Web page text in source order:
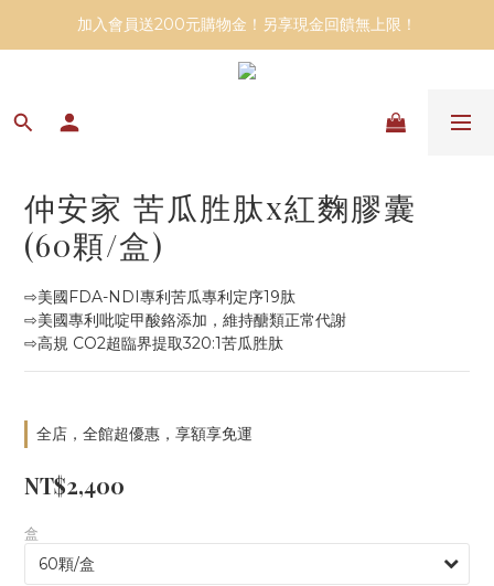
加入會員送200元購物金！另享現金回饋無上限！
仲安家 苦瓜胜肽x紅麴膠囊
(60顆/盒)
⇨美國FDA-NDI專利苦瓜專利定序19肽
⇨美國專利吡啶甲酸鉻添加，維持醣類正常代謝
⇨高規 CO2超臨界提取320:1苦瓜胜肽
全店，全館超優惠，享額享免運
NT$2,400
盒